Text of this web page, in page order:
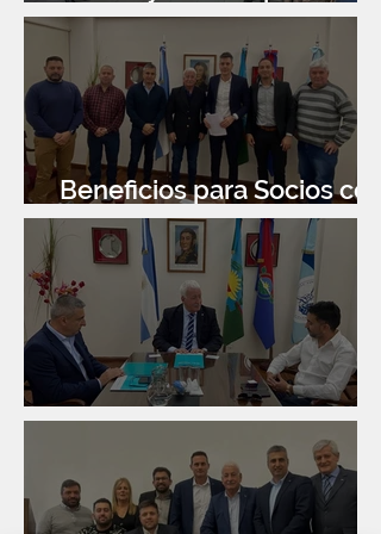
donación de libros
Beneficios para Socios con
Banco Santander
Reunión con Sur Finanzas